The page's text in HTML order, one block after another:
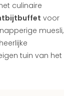
culinaire
voor
muesli,
tuin van het